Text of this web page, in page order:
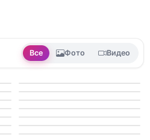
Все Фото Видео